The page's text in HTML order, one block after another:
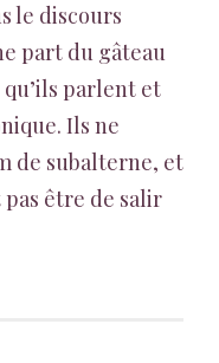
le discours
part du gâteau
qu’ils parlent et
Ils ne
de subalterne, et
être de salir